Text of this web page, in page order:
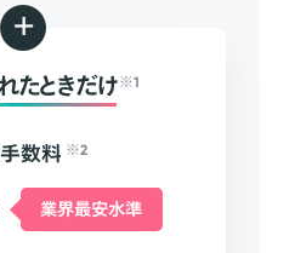
+
たときだけ ※1
数料 ※2
業界最安水準